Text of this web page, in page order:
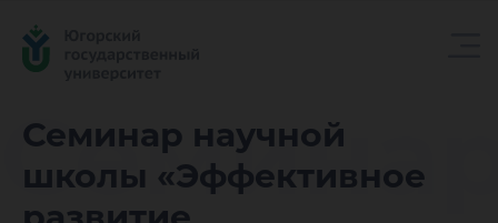
Семинар научной
школы «Эффективное